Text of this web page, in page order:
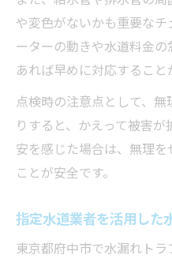
や変色がないかも重要な
ーターの動きや水道料金
あれば早めに対応すること
点検時の注意点として、
りすると、かえって被害
安を感じた場合は、無理
ことが安全です。
指定水道業者を活用した
東京都府中市で水漏れト